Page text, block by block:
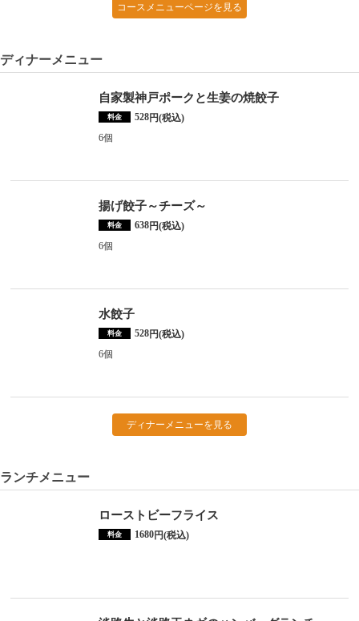
コースメニューページを見る
ディナーメニュー
自家製神戸ポークと生姜の焼餃子
料金 528円(税込)
6個
揚げ餃子～チーズ～
料金 638円(税込)
6個
水餃子
料金 528円(税込)
6個
ディナーメニューを見る
ランチメニュー
ローストビーフライス
料金 1680円(税込)